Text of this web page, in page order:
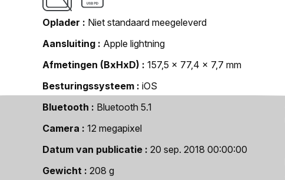
Oplader
Niet standaard meegeleverd
Aansluiting
Apple lightning
Afmetingen (BxHxD)
157,5 x 77,4 x 7,7 mm
Besturingssysteem
iOS
Bluetooth
Bluetooth 5.1
Camera
12 megapixel
Datum van publicatie
20 sep. 2018 00:00:00
Gewicht
208 g